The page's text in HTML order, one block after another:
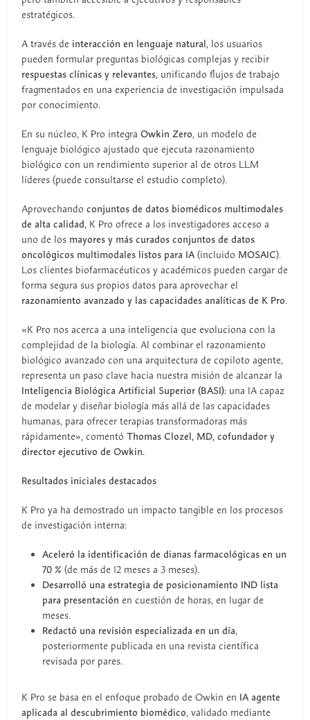
estratégicos.
A través de interacción en lenguaje natural, los usuarios
pueden formular preguntas biológicas complejas y recibir
respuestas clínicas y relevantes, unificando flujos de trabajo
fragmentados en una experiencia de investigación impulsada
por conocimiento.
En su núcleo, K Pro integraOwkin Zero, un modelo de
lenguaje biológico ajustado que ejecuta razonamiento
biológico con un rendimiento superior al de otros LLM
líderes (puede consultarse el estudio completo).
Aprovechandoconjuntos de datos biomédicos multimodales
de alta calidad, K Pro ofrece a los investigadores acceso a
uno de los mayores y más curados conjuntos de datos
oncológicos multimodales listos para IA(incluido MOSAIC).
Los clientes biofarmacéuticos y académicos pueden cargar de
forma segura sus propios datos para aprovechar el
razonamiento avanzado y las capacidades analíticas de K Pro.
«K Pro nos acerca a una inteligencia que evoluciona con la
complejidad de la biología. Al combinar el razonamiento
biológico avanzado con una arquitectura de copiloto agente,
representa un paso clave hacia nuestra misión de alcanzar la
Inteligencia Biológica Artificial Superior (BASI): una IA capaz
de modelar y diseñar biología más allá de las capacidades
humanas, para ofrecer terapias transformadoras más
rápidamente», comentóThomas Clozel, MD, cofundador y
director ejecutivo de Owkin.
Resultados iniciales destacados
K Pro ya ha demostrado un impacto tangible en los procesos
de investigación interna:
Aceleró la identificación de dianas farmacológicas en un
70 % (de más de 12 meses a 3 meses).
Desarrolló una estrategia de posicionamiento IND lista
para presentación en cuestión de horas, en lugar de
meses.
Redactó una revisión especializada en un día,
posteriormente publicada en una revista científica
revisada por pares.
K Pro se basa en el enfoque probado de Owkin en IA agente
aplicada al descubrimiento biomédico, validado mediante